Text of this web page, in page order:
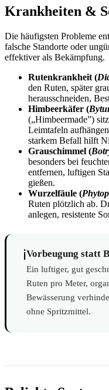
Krankheiten &
Die häufigsten Probleme
falsche Standorte oder
effektiver als Bekämpfung.
Rutenkrankheit (
den Ruten, später
herausschneiden,
Himbeerkäfer (
(„Himbeermade”)
Leimtafeln
starkem Befall hilft
Grauschimmel (
besonders bei
entfernen, luftigen
gießen.
Wurzelfäule (
Ruten plötzlich ab.
anlegen, resistente
ℹ️Vorbeugung statt
Ein luftiger, gut
Ruten pro Meter,
Bewässerung
ohne Spritzmittel.